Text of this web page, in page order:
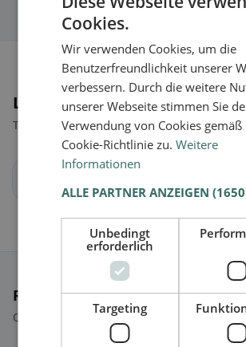
Luoghi nelle vicinanze
Trova il luogo giusto per la tua ricerca di
Ristoranti selezionati
Qualche scelta per iniziare subito.
Cookies.
Wir verwenden Cookies, um die
Benutzerfreundlichkeit unserer
verbessern. Durch die weitere
unserer Webseite stimmen Sie
Verwendung von Cookies
Cookie-Richtlinie zu.Weitere
Informationen
ALLE PARTNER ANZEIGEN
Unbedingt
erforderlich
Targeting